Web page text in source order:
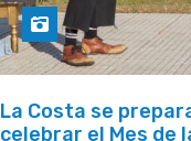
La Costa se
celebrar el Mes de